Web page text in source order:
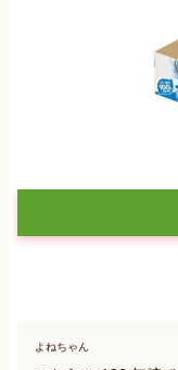
よねちゃん